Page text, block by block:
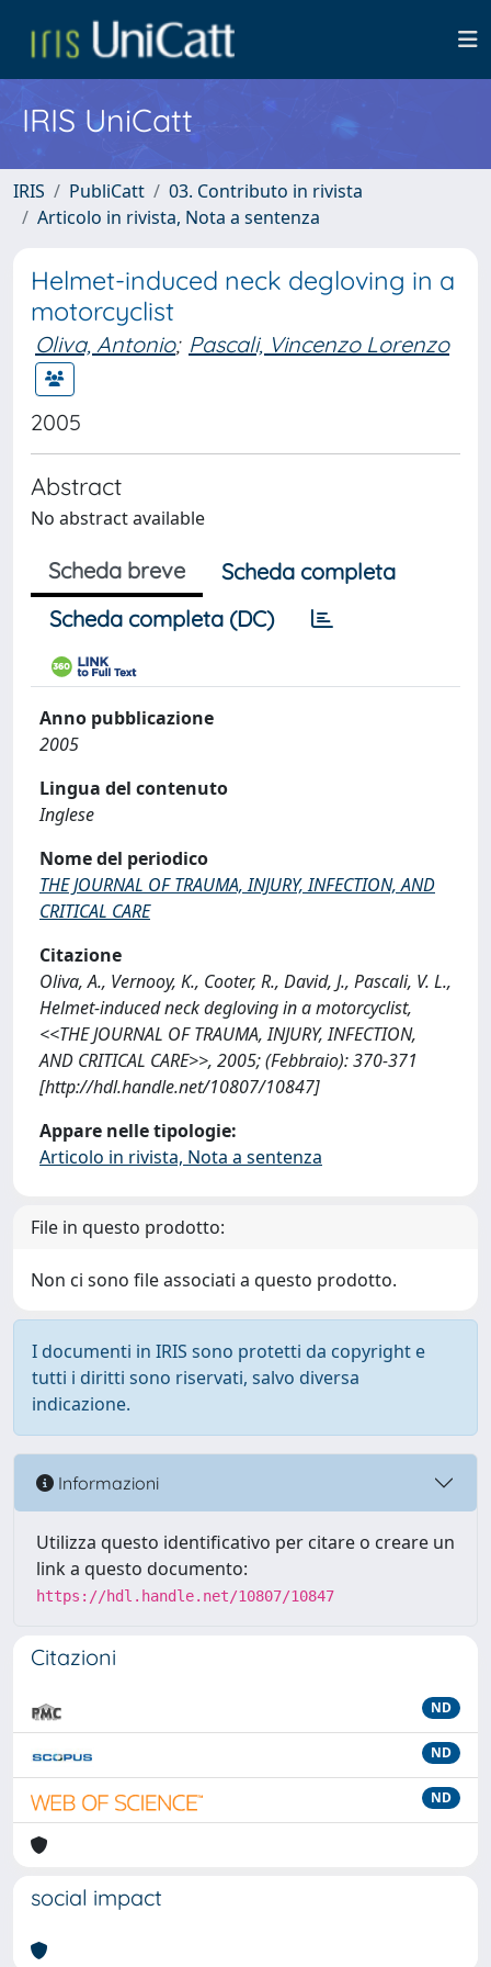
IRIS UniCatt
IRIS PubliCatt
03. Contributo in rivista
Articolo in rivista, Nota a sentenza
Helmet-induced neck degloving in a
motorcyclist
Oliva, Antonio; Pascali, Vincenzo Lorenzo
2005
Abstract
No abstract available
Scheda breve
Scheda completa
Scheda completa (DC)
Anno pubblicazione
2005
Lingua del contenuto
Inglese
Nome del periodico
THE JOURNAL OF TRAUMA, INJURY, INFECTION, AND
CRITICAL CARE
Citazione
Oliva, A., Vernooy, K., Cooter, R., David, J., Pascali, V. L.,
Helmet-induced neck degloving in a motorcyclist,
<<THE JOURNAL OF TRAUMA, INJURY, INFECTION,
AND CRITICAL CARE>>, 2005; (Febbraio): 370-371
[http://hdl.handle.net/10807/10847]
Appare nelle tipologie:
Articolo in rivista, Nota a sentenza
File in questo prodotto:
Non ci sono file associati a questo prodotto.
I documenti in IRIS sono protetti da copyright e
tutti i diritti sono riservati, salvo diversa
indicazione.
Informazioni
Utilizza questo identificativo per citare o creare un
link a questo documento:
https://hdl.handle.net/10807/10847
Citazioni
ND
ND
ND
social impact